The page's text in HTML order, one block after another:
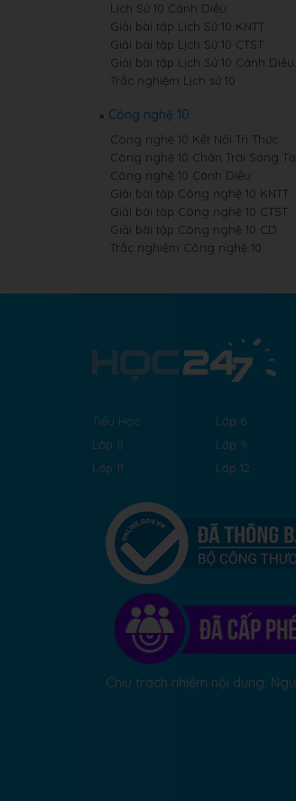
Lịch Sử 10 Cánh Diều
Giải bài tập Lịch Sử 10 KNTT
Giải bài tập Lịch Sử 10 CTST
Giải bài tập Lịch Sử 10 Cánh Diều
Trắc nghiệm Lịch sử 10
Công nghệ 10
Công nghệ 10 Kết Nối Tri Thức
Công nghệ 10 Chân Trời Sáng
Công nghệ 10 Cánh Diều
Giải bài tập Công nghệ 10 KNTT
Giải bài tập Công nghệ 10 CTST
Giải bài tập Công nghệ 10 CD
Trắc nghiệm Công nghệ 10
Tiểu Học Lớp 6
Lớp 8
Lớp 9
Lớp 11
Lớp 12
Chịu trách nhiệm nội dung: